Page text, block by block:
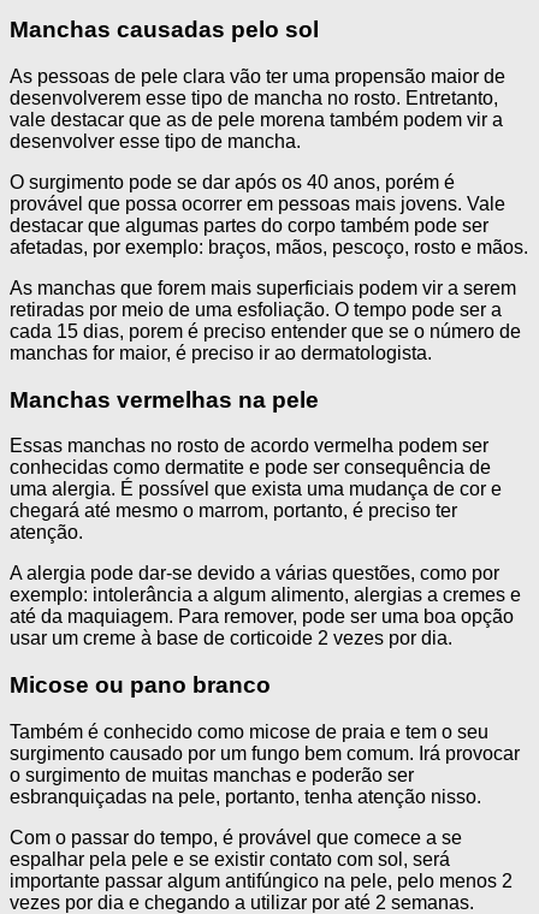
Manchas causadas pelo sol
As pessoas de pele clara vão ter uma propensão maior de
desenvolverem esse tipo de mancha no rosto. Entretanto,
vale destacar que as de pele morena também podem vir a
desenvolver esse tipo de mancha.
O surgimento pode se dar após os 40 anos, porém é
provável que possa ocorrer em pessoas mais jovens. Vale
destacar que algumas partes do corpo também pode ser
afetadas, por exemplo: braços, mãos, pescoço, rosto e mãos.
As manchas que forem mais superficiais podem vir a serem
retiradas por meio de uma esfoliação. O tempo pode ser a
cada 15 dias, porem é preciso entender que se o número de
manchas for maior, é preciso ir ao dermatologista.
Manchas vermelhas na pele
Essas manchas no rosto de acordo vermelha podem ser
conhecidas como dermatite e pode ser consequência de
uma alergia. É possível que exista uma mudança de cor e
chegará até mesmo o marrom, portanto, é preciso ter
atenção.
A alergia pode dar-se devido a várias questões, como por
exemplo: intolerância a algum alimento, alergias a cremes e
até da maquiagem. Para remover, pode ser uma boa opção
usar um creme à base de corticoide 2 vezes por dia.
Micose ou pano branco
Também é conhecido como micose de praia e tem o seu
surgimento causado por um fungo bem comum. Irá provocar
o surgimento de muitas manchas e poderão ser
esbranquiçadas na pele, portanto, tenha atenção nisso.
Com o passar do tempo, é provável que comece a se
espalhar pela pele e se existir contato com sol, será
importante passar algum antifúngico na pele, pelo menos 2
vezes por dia e chegando a utilizar por até 2 semanas.